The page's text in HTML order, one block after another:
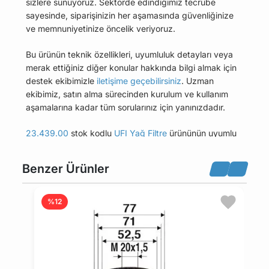
sizlere sunuyoruz. Sektörde edindiğimiz tecrübe
sayesinde, siparişinizin her aşamasında güvenliğinize
ve memnuniyetinize öncelik veriyoruz.
Bu ürünün teknik özellikleri, uyumluluk detayları veya
merak ettiğiniz diğer konular hakkında bilgi almak için
destek ekibimizle iletişime geçebilirsiniz. Uzman
ekibimiz, satın alma sürecinden kurulum ve kullanım
aşamalarına kadar tüm sorularınız için yanınızdadır.
23.439.00 stok kodlu UFI Yağ Filtre ürününün uyumlu
bulabilirsiniz.
Bu üründen en fazla 5 adet sipariş verilebilir. 5
adedin üzerindeki siparişleri iptal etme hakkı
maviparca.com tarafından saklı tutulmaktadır.
Belirlenen bu limit kurumsal siparişlerde geçerli
değildir. Kurumsal siparişler için farklı limitler ve
özel teklifler sunulabilmektedir.
Benzer Ürünler
%12